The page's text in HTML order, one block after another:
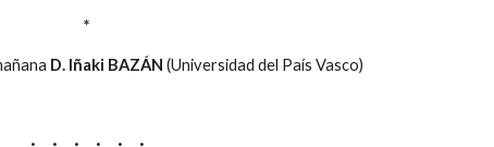
*
D. Iñaki BAZÁN (Universidad del País Vasco)
·     ·     ·     ·     ·     ·